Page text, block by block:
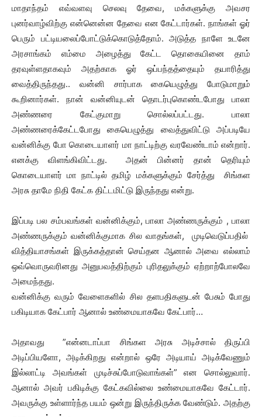
மாதாந்தம் எவ்வளவு செலவு தேவை, மக்களுக்கு அவசர
புனர்வாழ்விற்கு என்னென்ன தேவை என கேட்டார்கள். நாங்கள் ஓர்
பெரும் பட்டியலைப்போட்டுக்கொடுத்தோம். அடுத்த நாளே உடனே
அரசாங்கம் எம்மை அழைத்து கேட்ட தொகையினை தாம்
தரவுள்ளதாகவும் அதற்காக ஓர் ஒப்பந்தத்தையும் தயாரித்து
வைத்திருந்தது.. வன்னி சார்பாக கையெழுத்து போடுமாறும்
கூறினார்கள். நான் வன்னியுடன் தொடர்புகொண்டபோது பாலா
அண்ணரை கேட்குமாறு சொல்லப்பட்டது. பாலா
அண்ணரைக்கேட்டபோது கையெழுத்து வைத்துவிட்டு அப்படியே
வன்னிக்கு போ கொடையாளர் மா நாட்டிற்கு வரவேண்டாம் என்றார்.
எனக்கு விளங்கிவிட்டது. அதன் பின்னர் தான் தெரியும்
கொடையாளர் மா நாட்டில் தமிழ் மக்களுக்கும் சேர்த்து சிங்கள
அரசு தாமே நிதி கேட்க திட்டமிட்டு இருந்தது என்று.
இப்படி பல சம்பவங்கள் வன்னிக்கும், பாலா அண்ணருக்கும் , பாலா
அண்ணருக்கும் வன்னிக்குமாக சில வாதங்கள், முடிவெடுப்பதில்
வித்தியாசங்கள் இருக்கத்தான் செய்தன ஆனால் அவை எல்லாம்
ஒவ்வொருவரினது அனுபவத்திற்கும் புரிதலுக்கும் ஏற்றாற்போலவே
அமைந்தது.
வன்னிக்கு வரும் வேளைகளில் சில தளபதிகளுடன் பேசும் போது
பகிடியாக கேட்பார் ஆனால் உண்மையாகவே கேட்பார்…
அதாவது ”என்னடாப்பா சிங்கள அரசு அடிச்சால் திருப்பி
அடிப்பியளோ, அடிக்கிறது என்றால் ஒரே அடியாய் அடிக்வேணும்
இல்லாட்டி அவங்கள் முடிச்சுப்போடுவாங்கள்” என சொல்லுவார்.
ஆனால் அவர் பகிடிக்கு கேட்கவில்லை உண்மையாகவே கேட்டார்.
அவருக்கு உள்ளார்ந்த பயம் ஒன்று இருந்திருக்க வேண்டும். அதற்கு